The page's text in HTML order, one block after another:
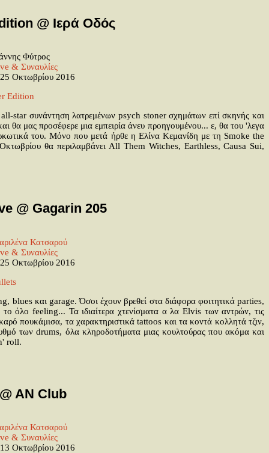
@ Ιερά Οδός
Φύτρος
& Συναυλίες
25 Οκτωβρίου 2016
star συνάντηση λατρεμένων psych stoner σχημάτων επί σκηνής και
θα μας προσέφερε μια εμπειρία άνευ προηγουμένου... ε, θα του 'λεγα
του. Μόνο που μετά ήρθε η Ελίνα Κεμανίδη με τη Smoke the
θα περιλαμβάνει All Them Witches, Earthless, Causa Sui,
@ Gagarin 205
Κατσαρού
& Συναυλίες
25 Οκτωβρίου 2016
blues και garage. Όσοι έχουν βρεθεί στα διάφορα φοιτητικά parties,
όλο feeling... Τα ιδιαίτερα χτενίσματα α λα Elvis των αντρών, τις
πουκάμισα, τα χαρακτηριστικά tattoos και τα κοντά κολλητά τζιν,
των drums, όλα κληροδοτήματα μιας κουλτούρας που ακόμα και
roll.
AN Club
Κατσαρού
& Συναυλίες
13 Οκτωβρίου 2016